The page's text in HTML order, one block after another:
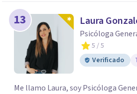
13 Laura
Psicóloga
5 / 5
Verificado
Me llamo Laura, soy Psicóloga